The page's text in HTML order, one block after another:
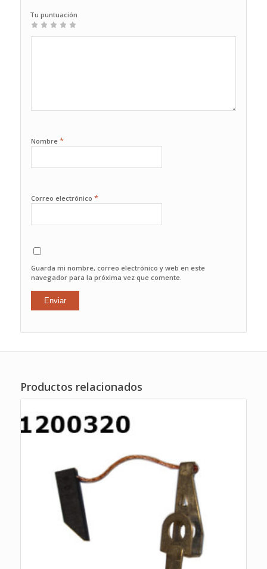
Tu puntuación
1
2
3
4
5
Nombre *
Correo electrónico *
Guarda mi nombre, correo electrónico y web en este
navegador para la próxima vez que comente.
Productos relacionados